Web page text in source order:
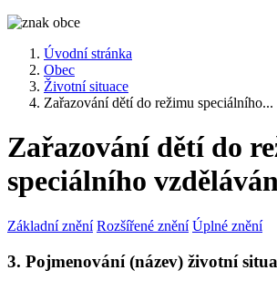
Úvodní stránka
Obec
Životní situace
Zařazování dětí do režimu speciálního...
Zařazování dětí do
speciálního
Základní znění Rozšířené znění Úplné znění
3. Pojmenování (název) životní